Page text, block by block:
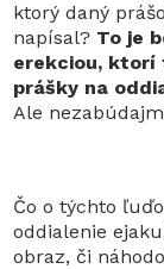
ktorý daný
napísal? To je
erekciou, ktorí
prášky na
Ale
Čo o týchto
oddialenie
obraz, či